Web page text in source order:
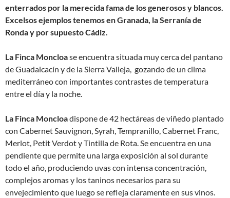
enterrados por la merecida fama de los generosos y blancos.
Excelsos ejemplos tenemos en Granada, la Serranía de
Ronda y por supuesto Cádiz.
La Finca Moncloase encuentra situada muy cerca del pantano
de Guadalcacín y de la Sierra Valleja, gozando de un clima
mediterráneo con importantes contrastes de temperatura
entre el día y la noche.
La Finca Moncloadispone de 42 hectáreas de viñedo plantado
con Cabernet Sauvignon, Syrah, Tempranillo, Cabernet Franc,
Merlot, Petit Verdot y Tintilla de Rota. Se encuentra en una
pendiente que permite una larga exposición al sol durante
todo el año, produciendo uvas con intensa concentración,
complejos aromas y los taninos necesarios para su
envejecimiento que luego se refleja claramente en sus vinos.